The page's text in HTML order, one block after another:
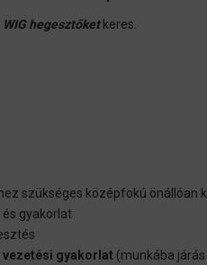
WIG hegesztőket keres.
szükséges középfokú önállóan
gyakorlat
gyakorlat (munkába